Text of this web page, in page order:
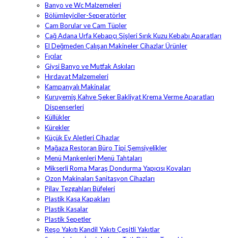
Banyo ve Wc Malzemeleri
Bölümleyiciler-Seperatörler
Cam Borular ve Cam Tüpler
Cağ Adana Urfa Kebapçı Şişleri Sırık Kuzu Kebabı Aparatları
El Değmeden Çalışan Makineler Cihazlar Ürünler
Fıçılar
Giysi Banyo ve Mutfak Askıları
Hırdavat Malzemeleri
Kampanyalı Makinalar
Kuruyemiş Kahve Şeker Bakliyat Krema Verme Aparatları
Dispenserleri
Küllükler
Kürekler
Küçük Ev Aletleri Cihazlar
Mağaza Restoran Büro Tipi Şemsiyelikler
Menü Mankenleri Menü Tahtaları
Mikserli Roma Maraş Dondurma Yapıcısı Kovaları
Ozon Makinaları Sanitasyon Cihazları
Pilav Tezgahları Büfeleri
Plastik Kasa Kapakları
Plastik Kasalar
Plastik Sepetler
Reşo Yakıtı Kandil Yakıtı Çeşitli Yakıtlar